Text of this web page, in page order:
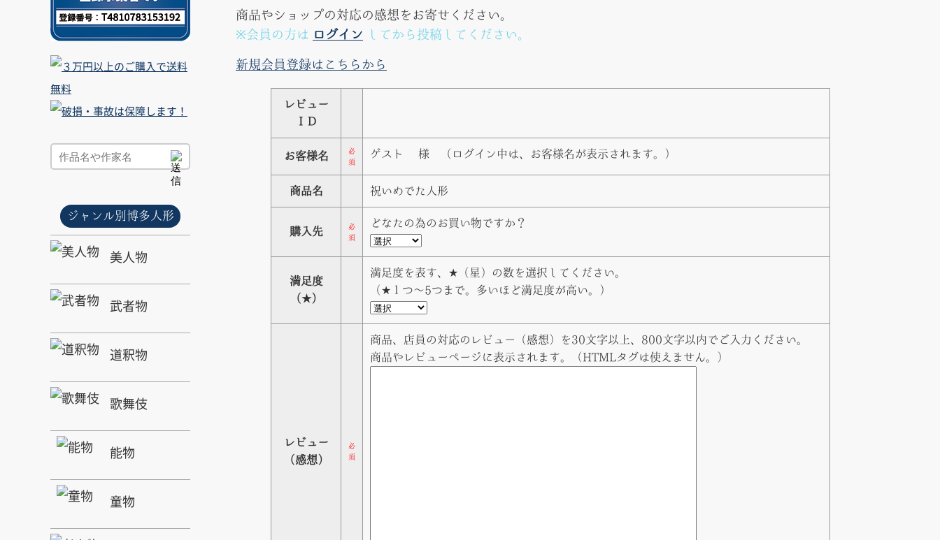
商品やショップの対応の感想をお寄せください。
※会員の方は ログイン してから投稿してください。
新規会員登録はこちらから
レビュー
ＩＤ
お客様名
必
須
ゲスト 様 （ログイン中は、お客様名が表示されます。）
商品名 祝いめでた人形
購入先
必
須
どなたの為のお買い物ですか？
満足度
（★）
満足度を表す、★（星）の数を選択してください。
（★１つ〜5つまで。多いほど満足度が高い。）
レビュー
（感想）
必
須
商品、店員の対応のレビュー（感想）を30文字以上、800文字以内でご入力ください。
商品やレビューページに表示されます。（HTMLタグは使えません。）
ジャンル別博多人形
美人物
武者物
道釈物
歌舞伎
能物
童物